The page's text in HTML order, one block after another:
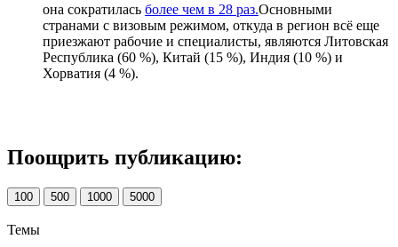
она сократилась более чем в 28 раз.Основными
странами с визовым режимом, откуда в регион всё еще
приезжают рабочие и специалисты, являются Литовская
Республика (60 %), Китай (15 %), Индия (10 %) и
Хорватия (4 %).⁠
Поощрить публикацию:
100 500 1000 5000
Темы